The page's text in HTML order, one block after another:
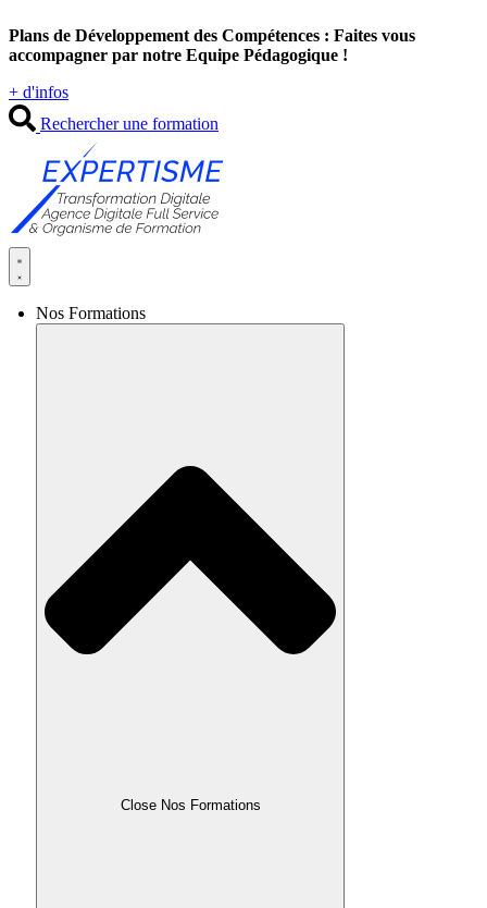
au
contenu
Plans de Développement des Compétences : Faites vous
accompagner par notre Equipe Pédagogique !
+ d'infos
Rechercher une formation
Nos Formations
Close Nos Formations